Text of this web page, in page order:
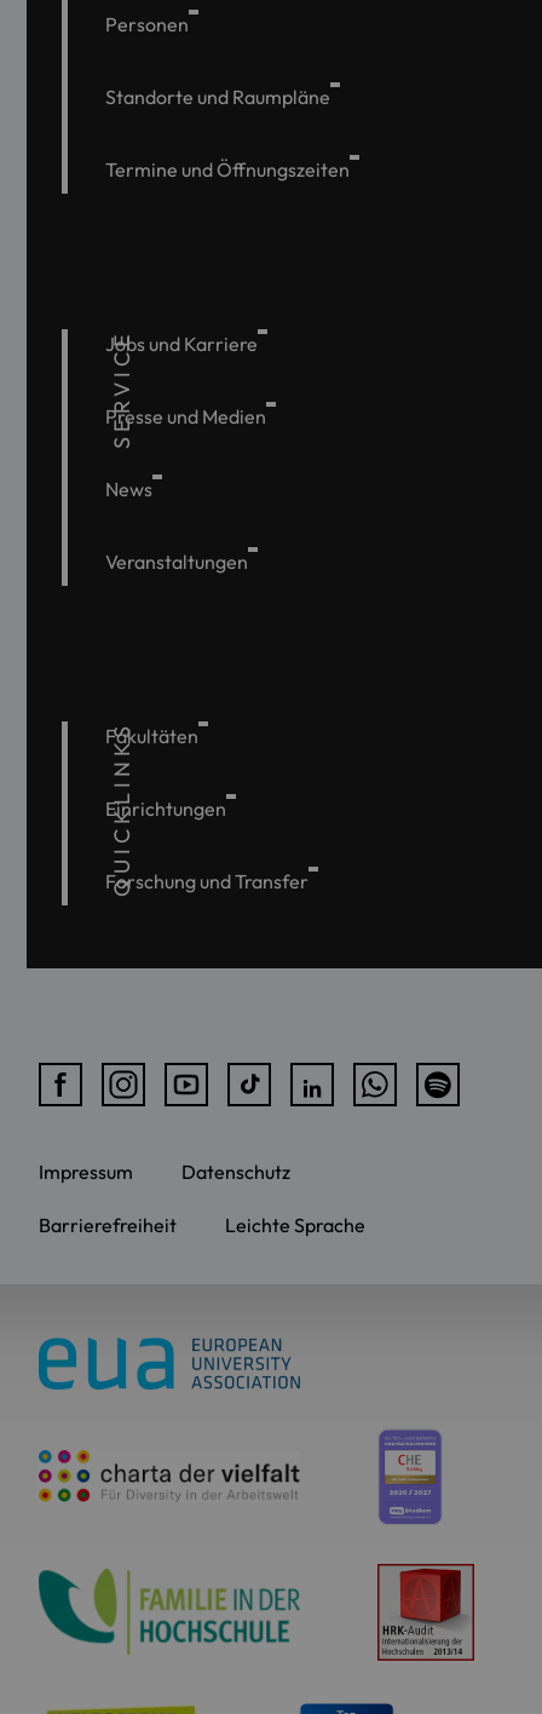
Personen
Standorte und Raumpläne
Termine und Öffnungszeiten
SERVICE
Jobs und Karriere
Presse und Medien
News
Veranstaltungen
QUICKLINKS
Fakultäten
Einrichtungen
Forschung und Transfer
Impressum Datenschutz
Barrierefreiheit Leichte Sprache